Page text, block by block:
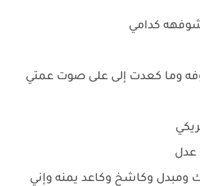
كدامي
وما كعدت إلى على صوت عمتي
عدل
ومبدل وكاشخ وكاعد يمنه وإني